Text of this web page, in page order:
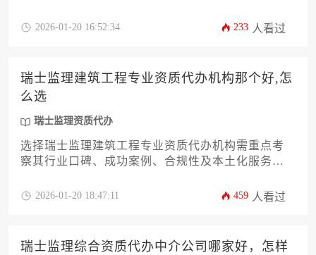
景，能够针对不同工程类型提供定制化资质申请方
构能切实提升资质获批效率。
2026-01-20 16:52:34 233 人看过
瑞士监理建筑工程专业资质代办机构那个好,怎
么选
瑞士监理资质代办
选择瑞士监理建筑工程专业资质代办机构需重点考
察其行业口碑、成功案例、合规性及本土化服务能
的建筑行业经验以及多语言协调支持体系。
2026-01-20 18:47:11 459 人看过
瑞士监理综合资质代办中介公司哪家好，怎样